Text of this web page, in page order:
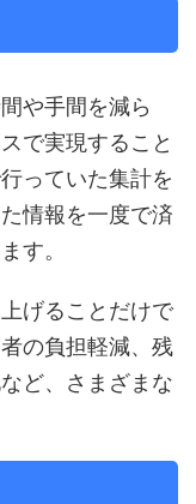
や手間を減ら
で実現すること
っていた集計を
情報を一度で済
す。
げることだけで
の負担軽減、残
ど、さまざまな